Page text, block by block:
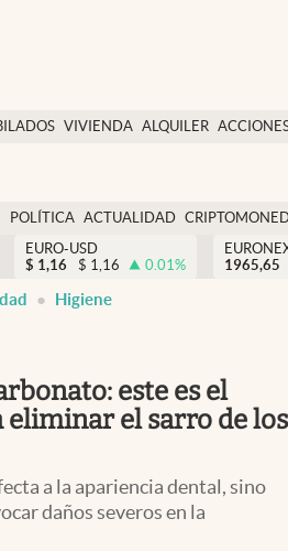
VIVIENDA ALQUILER
USA
POLÍTICA ACTUALIDAD
EURO-USD
$ 1,16 $ 1,16 0.01%
1965,65
Higiene
este es el
el sarro de los
a la apariencia dental, sino
daños severos en la